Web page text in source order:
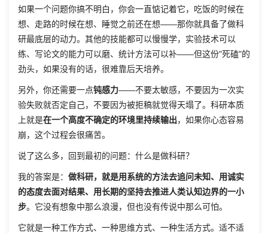
如果一个问题你搞不明白，你会一直惦记着它，吃饭的时候在
想、走路的时候在想、睡觉之前还在想——那你就具备了做科
研最底层的动力。其他的技能都可以慢慢学，实验技术可以
练、写论文的能力可以磨、统计方法可以补——但这份"死磕"的
劲头，如果没有的话，很难靠后天培养。
另外，你还需要一点钝感力——不要太敏感，不要因为一次实
验失败就否定自己，不要因为被拒稿就觉得天塌了。科研本质
上就是在一个高度不确定的环境里持续输出，如果你心态容易
崩，这个过程会很痛苦。
说了这么多，回到最初的问题：什么是做科研？
我的答案是： 做科研，就是用系统的方法去追问未知、用诚实
的态度去面对结果、用长期的坚持去推进人类认知边界的一小
步。它没有想象中那么浪漫，但也没有传说中那么可怕。
它就是一种工作方式、一种思维方式、一种生活方式。适不适